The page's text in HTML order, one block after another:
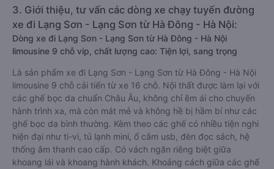
3. Giới thiệu, tư vấn các dòng xe chạy tuyến đường
xe đi Lạng Sơn - Lạng Sơn từ Hà Đông - Hà Nội:
Dòng xe đi Lạng Sơn - Lạng Sơn từ Hà Đông - Hà Nội
limousine 9 chỗ vip, chất lượng cao: Tiện lợi, sang trọng
Là sản phẩm xe đi Lạng Sơn - Lạng Sơn từ Hà Đông - Hà Nội
limousine 9 chỗ cải tiến từ xe 16 chỗ. Nội thất được làm lại với
các ghế bọc da chuẩn Châu Âu, không chỉ êm ái cho chuyến
hành trình xa, mà còn mát mẻ và không hề bị hầm bí như các
ghế bọc da bình thường. Kèm theo các ghế có nhiều tiện nghi
hiện đại như ti-vi, tủ lạnh mini, ổ cắm usb, đèn đọc sách, hệ
thống âm thanh cao cấp. Có vách ngăn riêng biệt giữa
khoang lái và khoang hành khách. Khoảng cách giữa các ghế